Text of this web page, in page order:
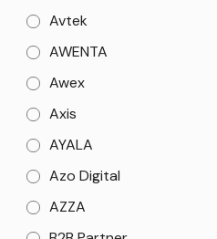
Avtek
AWENTA
Awex
Axis
AYALA
Azo Digital
AZZA